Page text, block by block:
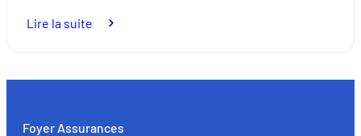
Lire la suite
préparez
Foyer Assurances